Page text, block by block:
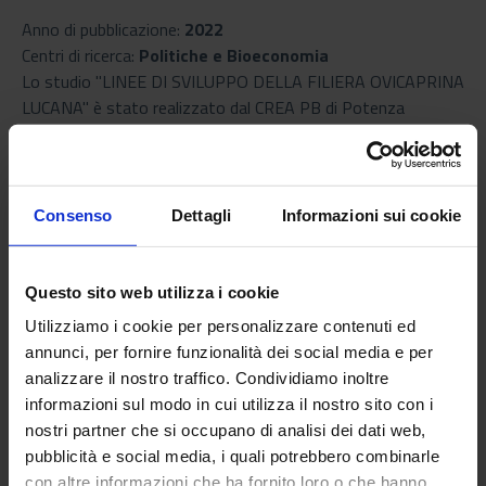
Consenso Dettagli Informazioni sui cookie
Questo sito web utilizza i cookie
Utilizziamo i cookie per personalizzare contenuti ed
annunci, per fornire funzionalità dei social media e per
analizzare il nostro traffico. Condividiamo inoltre
informazioni sul modo in cui utilizza il nostro sito con i
nostri partner che si occupano di analisi dei dati web,
pubblicità e social media, i quali potrebbero combinarle
con altre informazioni che ha fornito loro o che hanno
Anno di pubblicazione: 2022
Centri di ricerca: Politiche e Bioeconomia
Lo studio "LINEE DI SVILUPPO DELLA FILIERA OVICAPRINA
LUCANA" è stato realizzato dal CREA PB di Potenza
nell'ambito del progetto Collezione di una banca del seme
delle razze autoctone ovine e caprine e strategie per il loro
mantenimento e aumento della numerosità - COLAUTOC -
PSR Basilicata 2014-2020.
Il lavoro indaga sulle razze ovine e caprine autoctone lucane
approfondendone gli aspetti economici, sociali e
paesaggistici. Vengono, inoltre, presentati i risultati del
progetto: dall'attività di divulgazione agli studenti degli
Istituti Agrario ed Artistico di Potenza ai risultati
dell'indagine socioeconomica delle aziende della biodiversità
ovicaprina lucana.
Linee di sviluppo della filiera ovicaprina
PDF